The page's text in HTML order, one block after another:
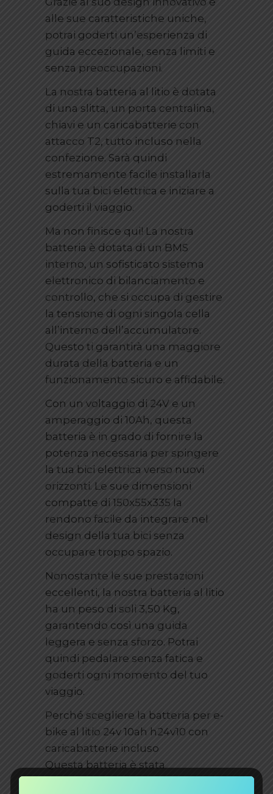
alle sue caratteristiche uniche,
potrai goderti un’esperienza di
guida eccezionale, senza limiti e
senza preoccupazioni.
La nostra batteria al litio è dotata
di una slitta, un porta centralina,
chiavi e un caricabatterie con
attacco T2, tutto incluso nella
confezione. Sarà quindi
estremamente facile installarla
sulla tua bici elettrica e iniziare a
goderti il viaggio.
Ma non finisce qui! La nostra
batteria è dotata di un BMS
interno, un sofisticato sistema
elettronico di bilanciamento e
controllo, che si occupa di gestire
la tensione di ogni singola cella
all’interno dell’accumulatore.
Questo ti garantirà una maggiore
durata della batteria e un
funzionamento sicuro e affidabile.
Con un voltaggio di 24V e un
amperaggio di 10Ah, questa
batteria è in grado di fornire la
potenza necessaria per spingere
la tua bici elettrica verso nuovi
orizzonti. Le sue dimensioni
compatte di 150x55x335 la
rendono facile da integrare nel
design della tua bici senza
occupare troppo spazio.
Nonostante le sue prestazioni
eccellenti, la nostra batteria al litio
ha un peso di soli 3,50 Kg,
garantendo così una guida
leggera e senza sforzo. Potrai
quindi pedalare senza fatica e
goderti ogni momento del tuo
viaggio.
Perché scegliere la batteria per e-
bike al litio 24v 10ah h24v10 con
caricabatterie incluso
Questa batteria è stata